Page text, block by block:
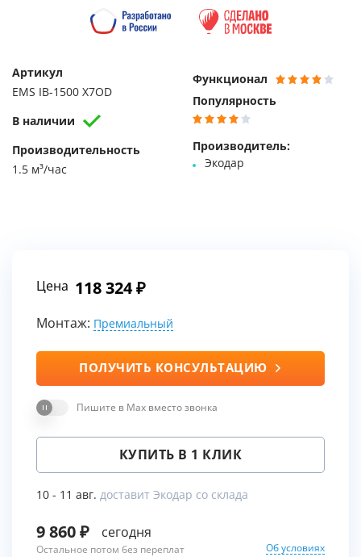
Артикул
EMS IB-1500 X7OD
В наличии
Производительность
1.5 м³/час
Функционал
Популярность
Производитель:
Экодар
Цена 118 324
Монтаж: Премиальный
ПОЛУЧИТЬ КОНСУЛЬТАЦИЮ
Пишите в Max вместо звонка
КУПИТЬ В 1 КЛИК
10 - 11 авг. доставит Экодар со склада
9 860 сегодня
Остальное потом без переплат Об условиях